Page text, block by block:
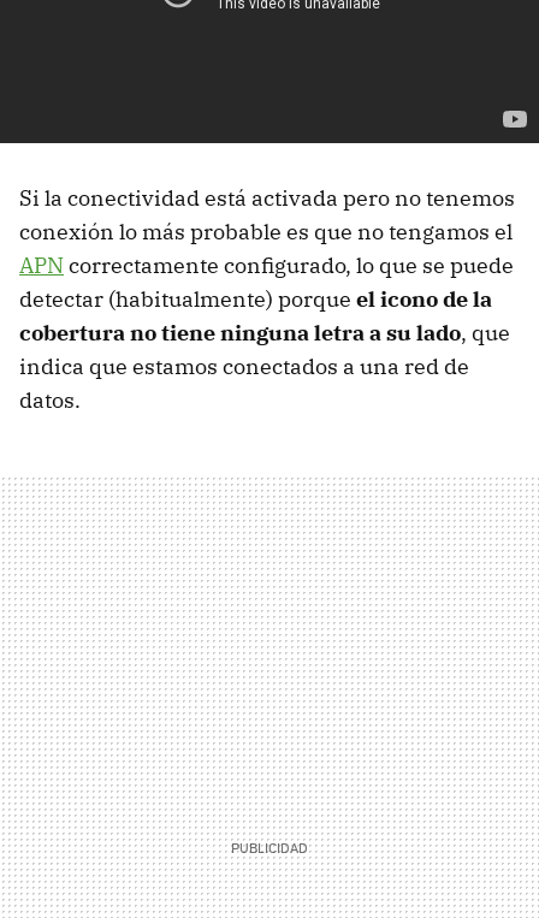
Si la conectividad está activada pero no tenemos
conexión lo más probable es que no tengamos el
APNcorrectamente configurado, lo que se puede
detectar (habitualmente) porque el icono de la
cobertura no tiene ninguna letra a su lado, que
indica que estamos conectados a una red de
datos.